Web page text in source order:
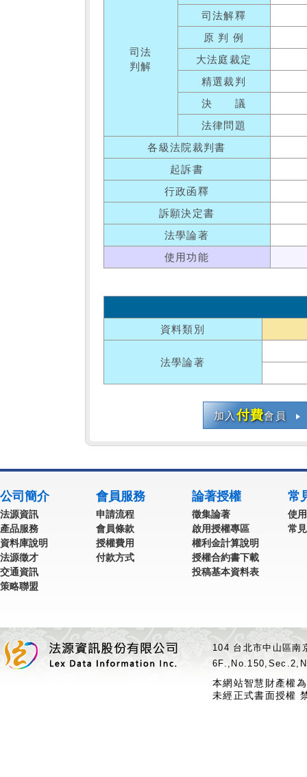
司法
判解
司法解釋
原 判 例
大法庭裁定
精選裁判
決 議
法律問題
各級法院裁判書
起訴書
行政函釋
訴願決定書
法學論著
使用功能
資料類別
法學論著
加入付費會員
公司簡介
法源資訊
產品服務
資料庫說明
法源徵才
交通資訊
策略聯盟
會員服務
申請流程
會員條款
授權費用
付款方式
論著授權
徵集論著
啟用授權專區
權利金計算說明
授權合約書下載
投稿基本資料表
常
使
常
104 台北市中山區
本網站智慧財產權
未經正式書面授權